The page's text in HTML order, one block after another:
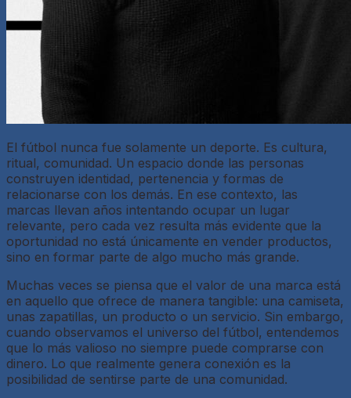
El fútbol nunca fue solamente un deporte. Es cultura,
ritual, comunidad. Un espacio donde las personas
construyen identidad, pertenencia y formas de
relacionarse con los demás. En ese contexto, las
marcas llevan años intentando ocupar un lugar
relevante, pero cada vez resulta más evidente que la
oportunidad no está únicamente en vender productos,
sino en formar parte de algo mucho más grande.
Muchas veces se piensa que el valor de una marca está
en aquello que ofrece de manera tangible: una camiseta,
unas zapatillas, un producto o un servicio. Sin embargo,
cuando observamos el universo del fútbol, entendemos
que lo más valioso no siempre puede comprarse con
dinero. Lo que realmente genera conexión es la
posibilidad de sentirse parte de una comunidad.